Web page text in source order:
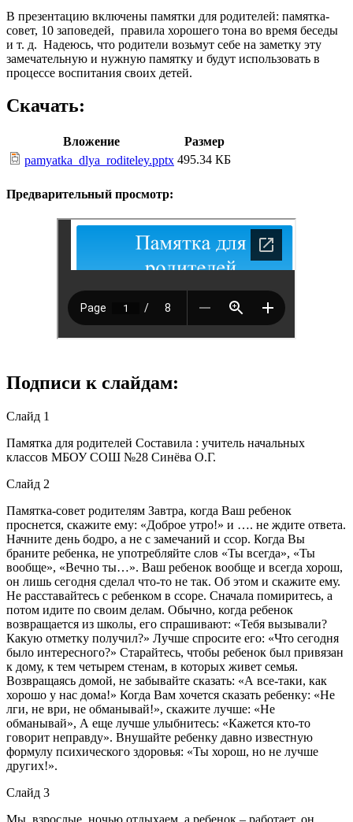
В презентацию включены памятки для родителей: памятка-
совет, 10 заповедей, правила хорошего тона во время беседы
и т. д. Надеюсь, что родители возьмут себе на заметку эту
замечательную и нужную памятку и будут использовать в
процессе воспитания своих детей.
Скачать:
Вложение
Размер
pamyatka_dlya_roditeley.pptx 495.34 КБ
Предварительный просмотр:
Подписи к слайдам:
Слайд 1
Памятка для родителей Составила : учитель начальных
классов МБОУ СОШ №28 Синёва О.Г.
Слайд 2
Памятка-совет родителям Завтра, когда Ваш ребенок
проснется, скажите ему: «Доброе утро!» и …. не ждите ответа.
Начните день бодро, а не с замечаний и ссор. Когда Вы
браните ребенка, не употребляйте слов «Ты всегда», «Ты
вообще», «Вечно ты…». Ваш ребенок вообще и всегда хорош,
он лишь сегодня сделал что-то не так. Об этом и скажите ему.
Не расставайтесь с ребенком в ссоре. Сначала помиритесь, а
потом идите по своим делам. Обычно, когда ребенок
возвращается из школы, его спрашивают: «Тебя вызывали?
Какую отметку получил?» Лучше спросите его: «Что сегодня
было интересного?» Старайтесь, чтобы ребенок был привязан
к дому, к тем четырем стенам, в которых живет семья.
Возвращаясь домой, не забывайте сказать: «А все-таки, как
хорошо у нас дома!» Когда Вам хочется сказать ребенку: «Не
лги, не ври, не обманывай!», скажите лучше: «Не
обманывай», А еще лучше улыбнитесь: «Кажется кто-то
говорит неправду». Внушайте ребенку давно известную
формулу психического здоровья: «Ты хорош, но не лучше
других!».
Слайд 3
Мы, взрослые, ночью отдыхаем, а ребенок – работает, он